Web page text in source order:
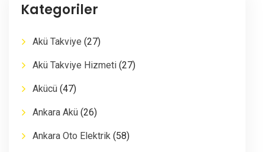
Kategoriler
Akü Takviye (27)
Akü Takviye Hizmeti (27)
Akücü (47)
Ankara Akü (26)
Ankara Oto Elektrik (58)